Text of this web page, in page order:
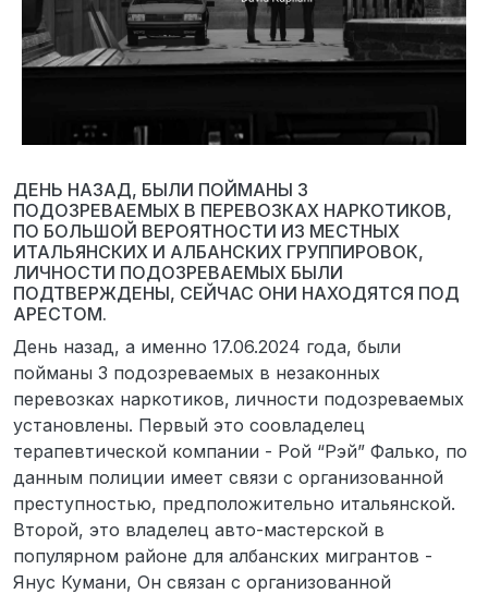
ДЕНЬ НАЗАД, БЫЛИ ПОЙМАНЫ 3
ПОДОЗРЕВАЕМЫХ В ПЕРЕВОЗКАХ НАРКОТИКОВ,
ПО БОЛЬШОЙ ВЕРОЯТНОСТИ ИЗ МЕСТНЫХ
ИТАЛЬЯНСКИХ И АЛБАНСКИХ ГРУППИРОВОК,
ЛИЧНОСТИ ПОДОЗРЕВАЕМЫХ БЫЛИ
ПОДТВЕРЖДЕНЫ, СЕЙЧАС ОНИ НАХОДЯТСЯ ПОД
АРЕСТОМ.
День назад, а именно 17.06.2024 года, были
пойманы 3 подозреваемых в незаконных
перевозках наркотиков, личности подозреваемых
установлены. Первый это соовладелец
терапевтической компании - Рой “Рэй” Фалько, по
данным полиции имеет связи с организованной
преступностью, предположительно итальянской.
Второй, это владелец авто-мастерской в
популярном районе для албанских мигрантов -
Янус Кумани, Он связан с организованной